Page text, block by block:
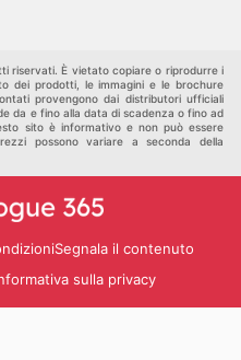
riservati. È vietato copiare o riprodurre i
dei prodotti, le immagini e le brochure
provengono dai distributori ufficiali
da e fino alla data di scadenza o fino ad
sito è informativo e non può essere
possono variare a seconda della
Segnala il contenuto
sulla privacy